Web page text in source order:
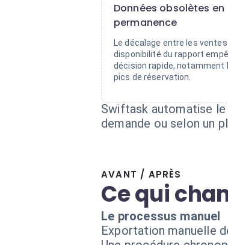
Données obsolètes en
permanence
Le décalage entre les
disponibilité du rapport
décision rapide, notamment
pics de réservation.
Swiftask automatise
demande ou selon un
AVANT / APRÈS
Ce qui
Le processus manuel
Exportation manuelle